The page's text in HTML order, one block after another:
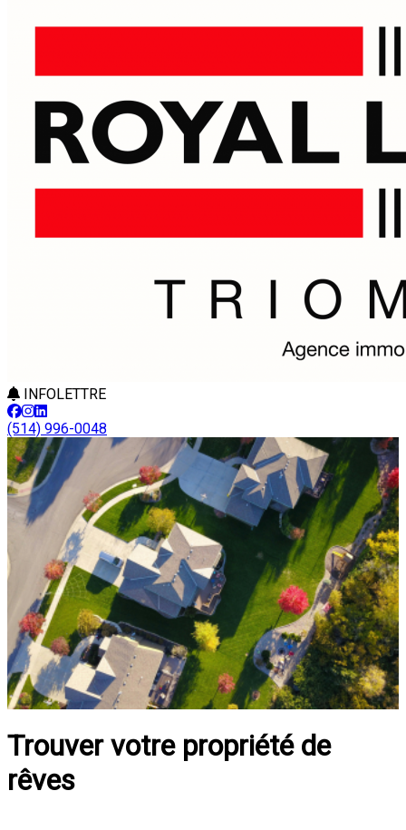
INFOLETTRE
(514) 996-0048
Trouver votre propriété de
rêves